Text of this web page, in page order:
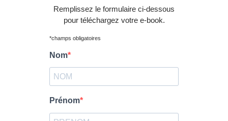
Remplissez le formulaire ci-dessous
pour téléchargez votre e-book.
*champs obligatoires
Nom
Prénom